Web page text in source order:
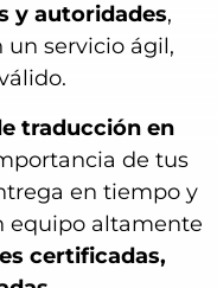
y autoridades,
servicio ágil,
traducción en
de tus
en tiempo y
equipo altamente
certificadas,